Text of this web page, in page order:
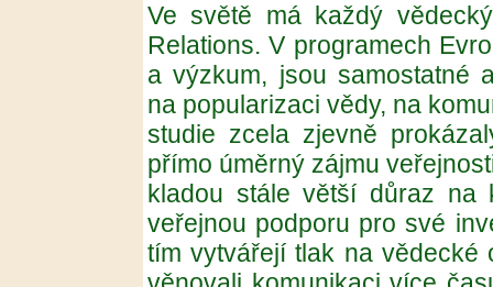
Ve světě má každý
Relations. V programech
a výzkum, jsou samostatné
na popularizaci vědy, na
studie zcela zjevně
přímo úměrný zájmu
kladou stále větší důraz na
veřejnou podporu pro své
tím vytvářejí tlak na vědecké